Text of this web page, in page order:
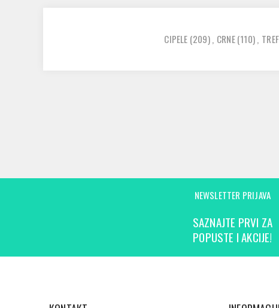
CIPELE (209), CRNE(110), TREF
NEWSLETTER PRIJAVA
SAZNAJTE PRVI ZA
POPUSTE I AKCIJE!